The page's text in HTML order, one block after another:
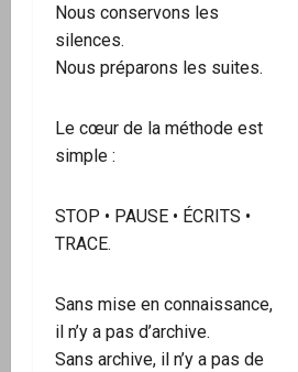
Nous conservons les
silences.
Nous préparons les suites.
Le cœur de la méthode est
simple :
STOP • PAUSE • ÉCRITS •
TRACE.
Sans mise en connaissance,
il n’y a pas d’archive.
Sans archive, il n’y a pas de